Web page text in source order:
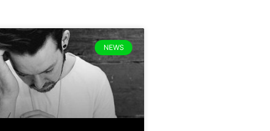
NEWS